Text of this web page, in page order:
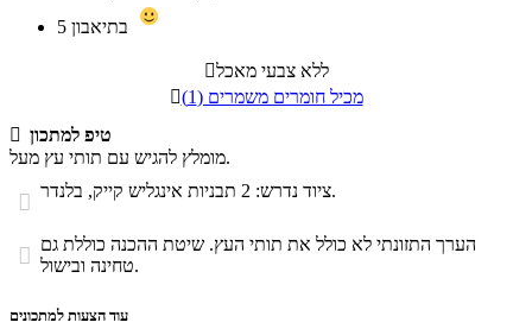
5
ללא צבעי מאכל

מכיל חומרים משמרים (1)
 טיפ למתכון
מומלץ להגיש עם תותי עץ מעל.
 ציוד נדרש: 2 תבניות אינגליש קייק, בלנדר.
 הערך התזונתי לא כולל את תותי העץ. שיטת ההכנה כוללת גם
טחינה ובישול.
עוד הצעות למתכונים